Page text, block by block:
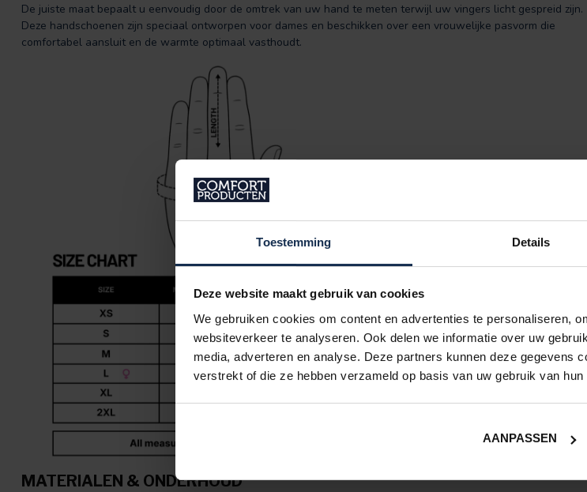
Toestemming Details
Deze website maakt gebruik van cookies
We gebruiken cookies om content en advertenties te personaliseren,
websiteverkeer te analyseren. Ook delen we informatie over uw
media, adverteren en analyse. Deze partners kunnen deze gegevens
verstrekt of die ze hebben verzameld op basis van uw gebruik van
AANPASSEN
De juiste maat bepaalt u eenvoudig door de omtrek van uw hand te meten terwijl uw vingers licht gespreid zijn.
Deze handschoenen zijn speciaal ontworpen voor dames en beschikken over een vrouwelijke pasvorm die
comfortabel aansluit en de warmte optimaal vasthoudt.
MATERIALEN & ONDERHOUD